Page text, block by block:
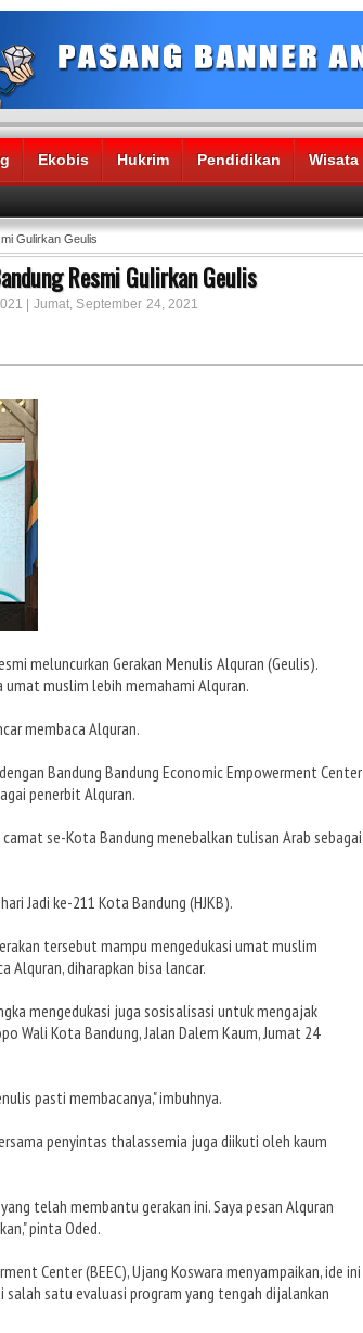
Ekobis Hukrim Pendidikan Wisata
Gulirkan Geulis
Resmi Gulirkan Geulis
| Jumat, September 24, 2021
meluncurkan Gerakan Menulis Alquran (Geulis).
muslim lebih memahami Alquran.
membaca Alquran.
Bandung Bandung Economic Empowerment Center
penerbit Alquran.
se-Kota Bandung menebalkan tulisan Arab sebagai
Jadi ke-211 Kota Bandung (HJKB).
tersebut mampu mengedukasi umat muslim
Alquran, diharapkan bisa lancar.
mengedukasi juga sosisalisasi untuk mengajak
Wali Kota Bandung, Jalan Dalem Kaum, Jumat 24
pasti membacanya," imbuhnya.
penyintas thalassemia juga diikuti oleh kaum
telah membantu gerakan ini. Saya pesan Alquran
pinta Oded.
Center (BEEC), Ujang Koswara menyampaikan, ide ini
satu evaluasi program yang tengah dijalankan